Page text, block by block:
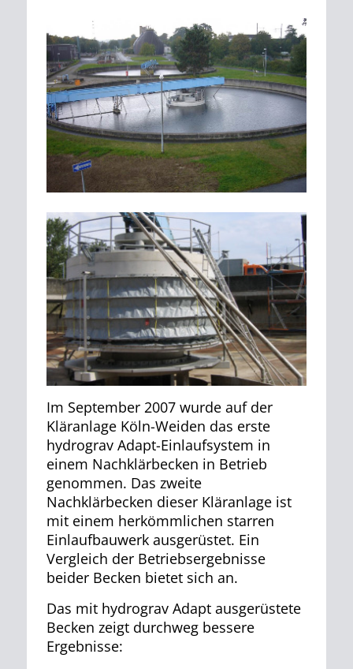
Im September 2007 wurde auf der
Kläranlage Köln-Weiden das erste
hydrograv Adapt-Einlaufsystem in
einem Nachklärbecken in Betrieb
genommen. Das zweite
Nachklärbecken dieser Kläranlage ist
mit einem herkömmlichen starren
Einlaufbauwerk ausgerüstet. Ein
Vergleich der Betriebsergebnisse
beider Becken bietet sich an.
Das mit hydrograv Adapt ausgerüstete
Becken zeigt durchweg bessere
Ergebnisse: